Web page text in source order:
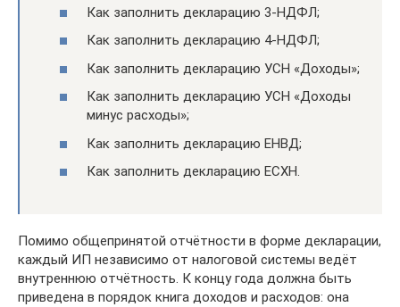
Как заполнить декларацию 3-НДФЛ;
Как заполнить декларацию 4-НДФЛ;
Как заполнить декларацию УСН «Доходы»;
Как заполнить декларацию УСН «Доходы
минус расходы»;
Как заполнить декларацию ЕНВД;
Как заполнить декларацию ЕСХН.
Помимо общепринятой отчётности в форме декларации,
каждый ИП независимо от налоговой системы ведёт
внутреннюю отчётность. К концу года должна быть
приведена в порядок книга доходов и расходов: она